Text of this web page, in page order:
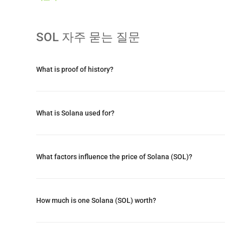
혁신을 결합한 독특한 하이브리드 모델로 운영됩니다. 이 시
킹을 통한 시스템 보안을 위한 주요 통화로 사용됩니다.
SOL 자주 묻는 질문
What is proof of history?
What is Solana used for?
What factors influence the price of Solana (SOL)?
How much is one Solana (SOL) worth?